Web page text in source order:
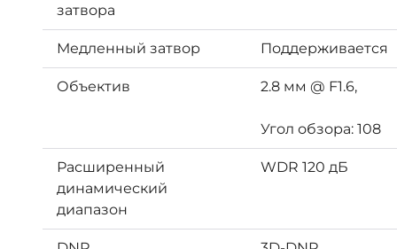
затвора
Медленный затвор Поддерживается
Объектив 2.8 мм @ F1.6,
Угол обзора: 108
Расширенный
динамический
диапазон
WDR 120 дБ